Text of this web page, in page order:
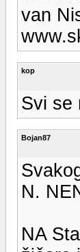
van
kop
Svi se
Bojan87
N.
NA